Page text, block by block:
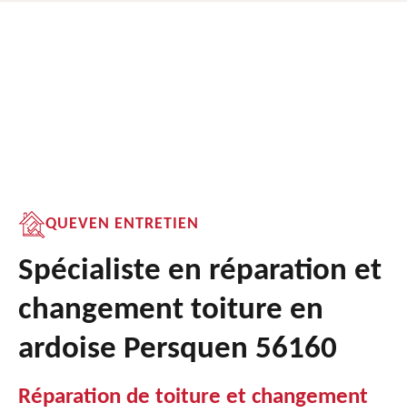
QUEVEN ENTRETIEN
Spécialiste en réparation et
changement toiture en
ardoise Persquen 56160
Réparation de toiture et changement